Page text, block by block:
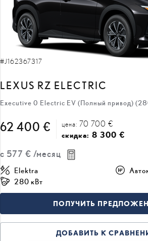
#J162367317
LEXUS RZ ELECTRIC
Executive 0 Electric EV (Полный привод)
62 400 € цена: 70 700 €
скидка: 8 300 €
с 577 € /месяц
Elektra
280 кВт
ПОЛУЧИТЬ
ДОБАВИТЬ К